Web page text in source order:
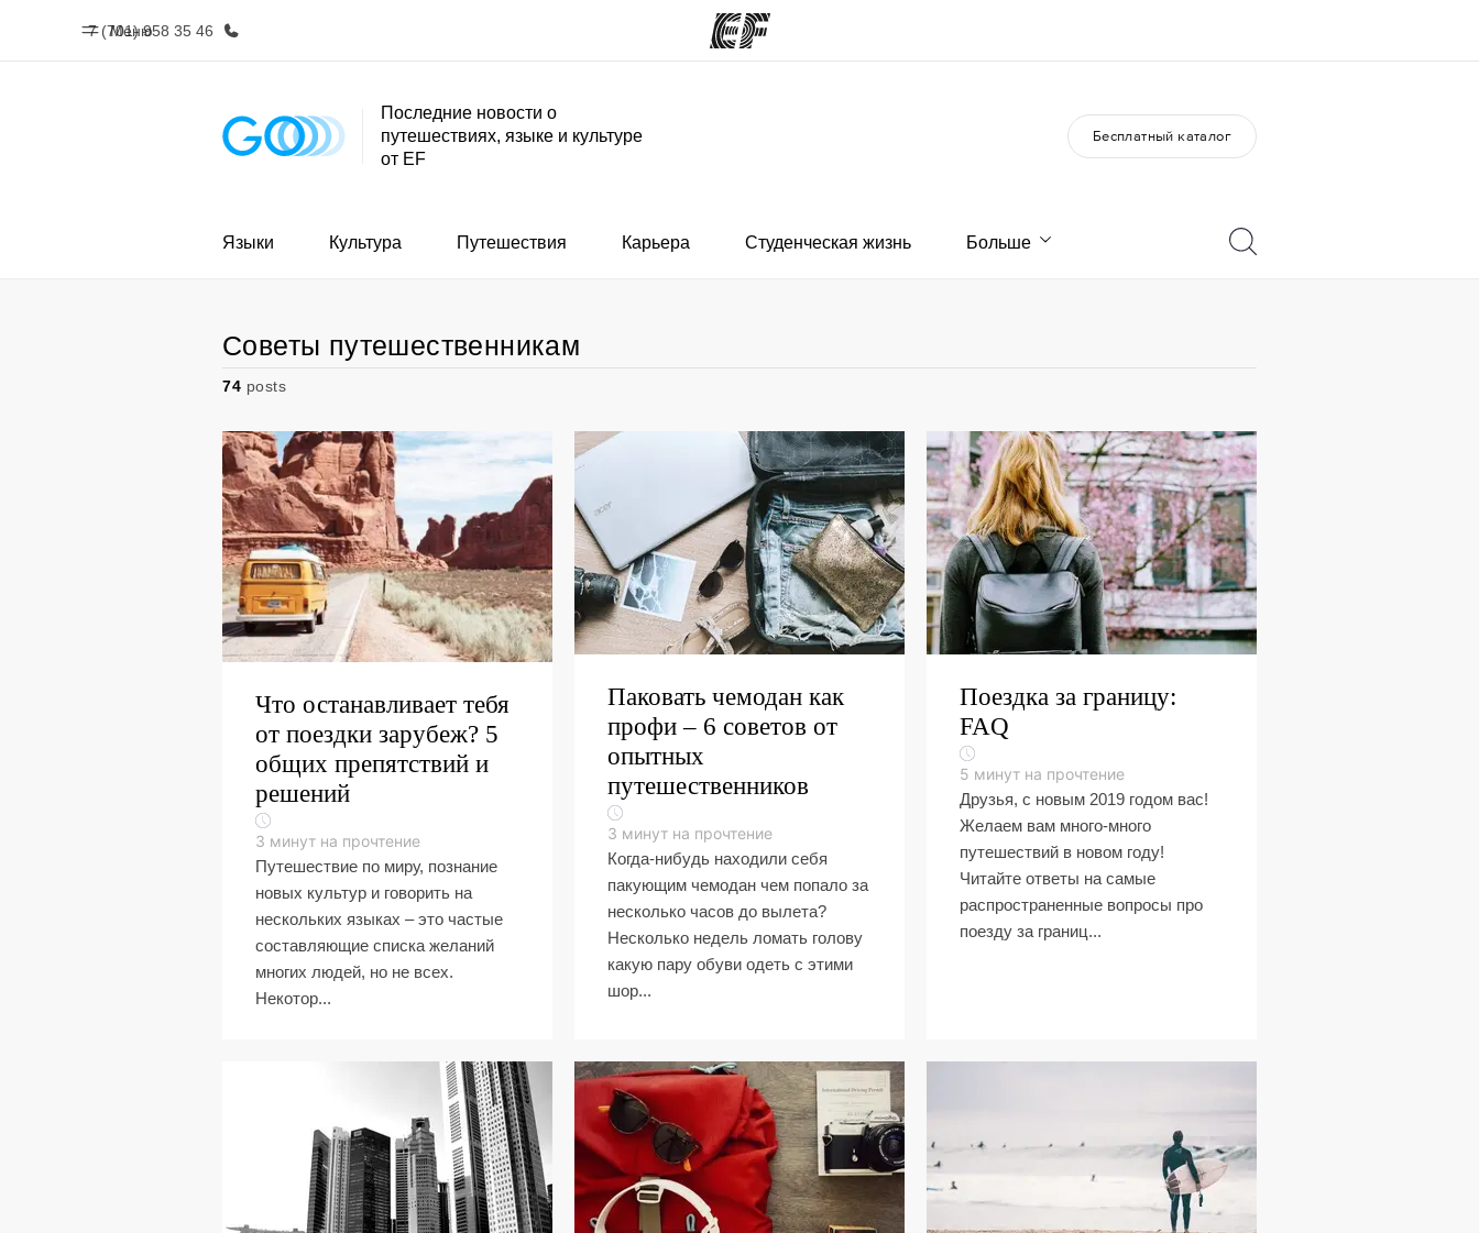
Меню
7 (701) 958 35 46
Главная Программы
Все курсы и программы
Карьера
Последние новости о
путешествиях, языке и культуре
от EF
Бесплатный каталог
Языки Культура Путешествия Карьера Студенческая жизнь Больше
Советы путешественникам
74 posts
Что останавливает тебя
от поездки зарубеж? 5
общих препятствий и
решений
3 минут на прочтение
Путешествие по миру, познание
новых культур и говорить на
нескольких языках – это частые
составляющие списка желаний
многих людей, но не всех.
Некотор...
Паковать чемодан как
профи – 6 советов от
опытных
путешественников
3 минут на прочтение
Когда-нибудь находили себя
пакующим чемодан чем попало за
несколько часов до вылета?
Несколько недель ломать голову
какую пару обуви одеть с этими
шор...
Поездка за границу:
FAQ
5 минут на прочтение
Друзья, с новым 2019 годом вас!
Желаем вам много-много
путешествий в новом году!
Читайте ответы на самые
распространенные вопросы про
поезду за границ...